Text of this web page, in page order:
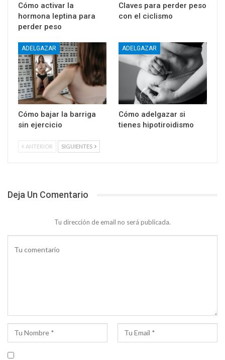
Cómo activar la
hormona leptina para
perder peso
Claves para perder peso
con el ciclismo
ADELGAZAR
Cómo bajar la barriga
sin ejercicio
ADELGAZAR
Cómo adelgazar si
tienes hipotiroidismo
ANTERIOR SIGUIENTES
Deja Un Comentario
Tu dirección de email no será publicada.